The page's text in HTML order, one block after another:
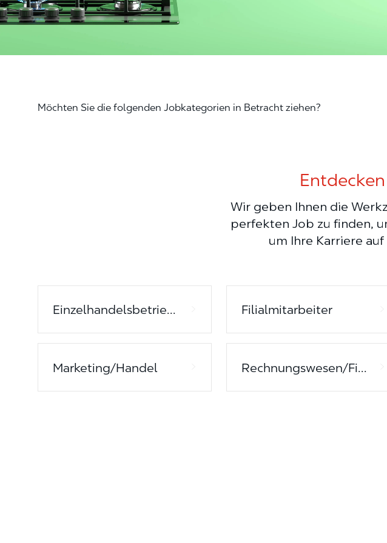
Möchten Sie die folgenden Jobkategorien in Betracht ziehen?
Wir geben Ihnen die
perfekten Job zu finden,
um Ihre Karriere
Einzelhandelsbetriebsmanagement Filialmitarbeiter
Marketing/Handel Rechnungswesen/Finanzen